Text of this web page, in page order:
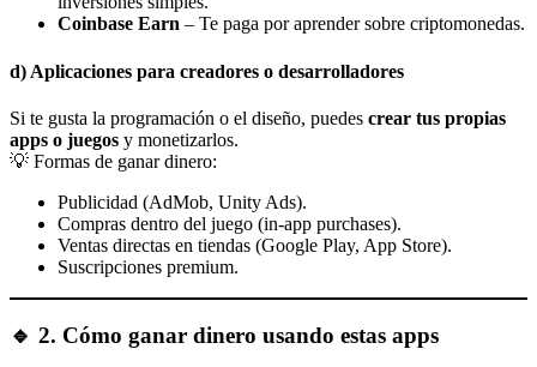
Coinbase Earn – Te paga por aprender sobre criptomonedas.
d) Aplicaciones para creadores o desarrolladores
Si te gusta la programación o el diseño, puedes crear tus propias
apps o juegos y monetizarlos.
💡 Formas de ganar dinero:
Publicidad (AdMob, Unity Ads).
Compras dentro del juego (in-app purchases).
Ventas directas en tiendas (Google Play, App Store).
Suscripciones premium.
🔹 2. Cómo ganar dinero usando estas apps